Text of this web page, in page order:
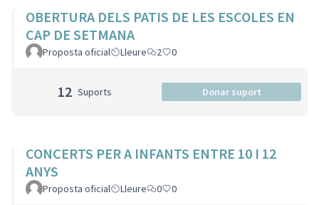
OBERTURA DELS PATIS DE LES ESCOLES EN
CAP DE SETMANA
Proposta oficial Lleure 2 0
12 Suports Donar suport
CONCERTS PER A INFANTS ENTRE 10 I 12
ANYS
Proposta oficial Lleure 0 0